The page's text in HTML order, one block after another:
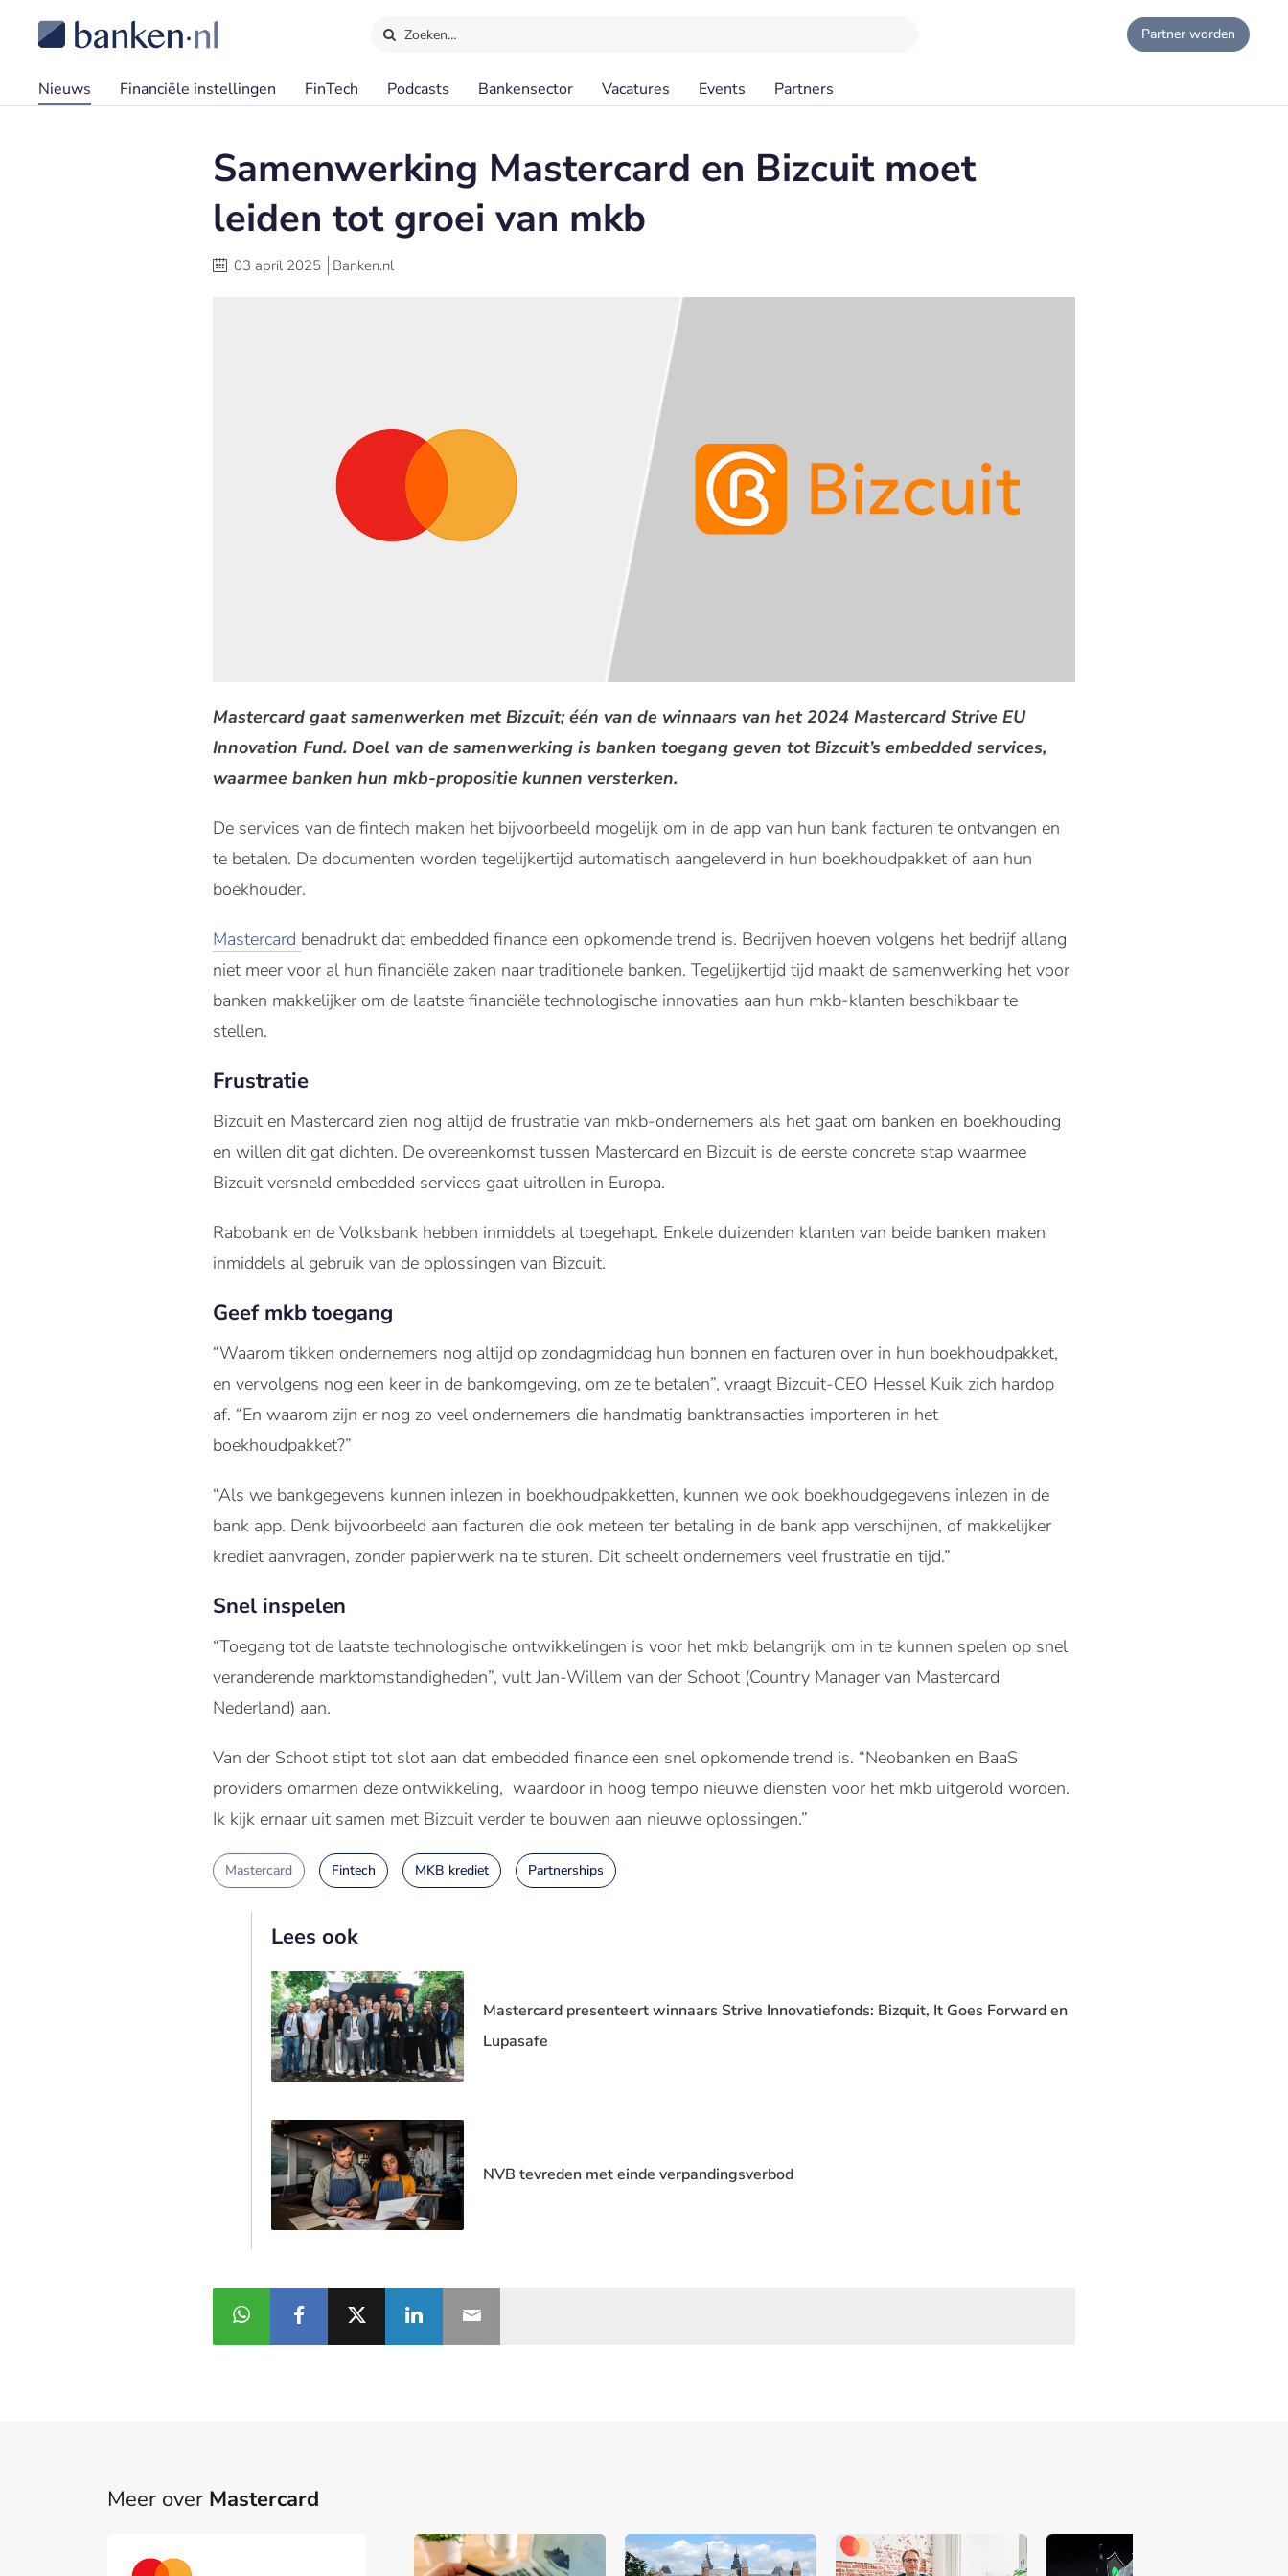
Zoeken… Partner worden
Nieuws Financiële instellingen FinTech Podcasts Bankensector Vacatures Events Partners
Samenwerking Mastercard en Bizcuit moet
leiden tot groei van mkb
03 april 2025 Banken.nl
Mastercard gaat samenwerken met Bizcuit; één van de winnaars van het 2024 Mastercard Strive EU
Innovation Fund. Doel van de samenwerking is banken toegang geven tot Bizcuit’s embedded services,
waarmee banken hun mkb-propositie kunnen versterken.
De services van de fintech maken het bijvoorbeeld mogelijk om in de app van hun bank facturen te ontvangen en
te betalen. De documenten worden tegelijkertijd automatisch aangeleverd in hun boekhoudpakket of aan hun
boekhouder.
Mastercard benadrukt dat embedded finance een opkomende trend is. Bedrijven hoeven volgens het bedrijf allang
niet meer voor al hun financiële zaken naar traditionele banken. Tegelijkertijd tijd maakt de samenwerking het voor
banken makkelijker om de laatste financiële technologische innovaties aan hun mkb-klanten beschikbaar te
stellen.
Frustratie
Bizcuit en Mastercard zien nog altijd de frustratie van mkb-ondernemers als het gaat om banken en boekhouding
en willen dit gat dichten. De overeenkomst tussen Mastercard en Bizcuit is de eerste concrete stap waarmee
Bizcuit versneld embedded services gaat uitrollen in Europa.
Rabobank en de Volksbank hebben inmiddels al toegehapt. Enkele duizenden klanten van beide banken maken
inmiddels al gebruik van de oplossingen van Bizcuit.
Geef mkb toegang
“Waarom tikken ondernemers nog altijd op zondagmiddag hun bonnen en facturen over in hun boekhoudpakket,
en vervolgens nog een keer in de bankomgeving, om ze te betalen”, vraagt Bizcuit-CEO Hessel Kuik zich hardop
af. “En waarom zijn er nog zo veel ondernemers die handmatig banktransacties importeren in het
boekhoudpakket?”
“Als we bankgegevens kunnen inlezen in boekhoudpakketten, kunnen we ook boekhoudgegevens inlezen in de
bank app. Denk bijvoorbeeld aan facturen die ook meteen ter betaling in de bank app verschijnen, of makkelijker
krediet aanvragen, zonder papierwerk na te sturen. Dit scheelt ondernemers veel frustratie en tijd.”
Snel inspelen
“Toegang tot de laatste technologische ontwikkelingen is voor het mkb belangrijk om in te kunnen spelen op snel
veranderende marktomstandigheden”, vult Jan-Willem van der Schoot (Country Manager van Mastercard
Nederland) aan.
Van der Schoot stipt tot slot aan dat embedded finance een snel opkomende trend is. “Neobanken en BaaS
providers omarmen deze ontwikkeling, waardoor in hoog tempo nieuwe diensten voor het mkb uitgerold worden.
Ik kijk ernaar uit samen met Bizcuit verder te bouwen aan nieuwe oplossingen.”
Mastercard Fintech MKB krediet Partnerships
Lees ook
Mastercard presenteert winnaars Strive Innovatiefonds: Bizquit, It Goes Forward en
Lupasafe
NVB tevreden met einde verpandingsverbod
Meer over Mastercard